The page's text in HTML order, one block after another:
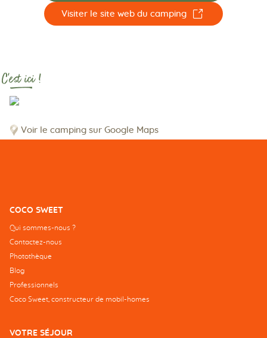
Visiter le site web du camping ☐
C'est ici !
Voir le camping sur Google Maps
COCO SWEET
Qui sommes-nous ?
Contactez-nous
Photothèque
Blog
Professionnels
Coco Sweet, constructeur de mobil-homes
VOTRE SÉJOUR